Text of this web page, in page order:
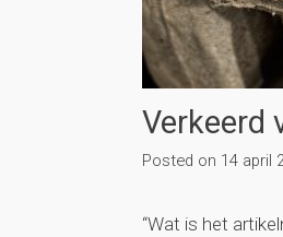
Verkeerd
Posted on 14 april
“Wat is het